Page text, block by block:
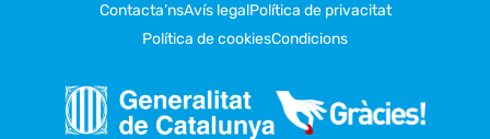
Contacta’nsAvís legalPolítica de privacitat
Política de cookiesCondicions